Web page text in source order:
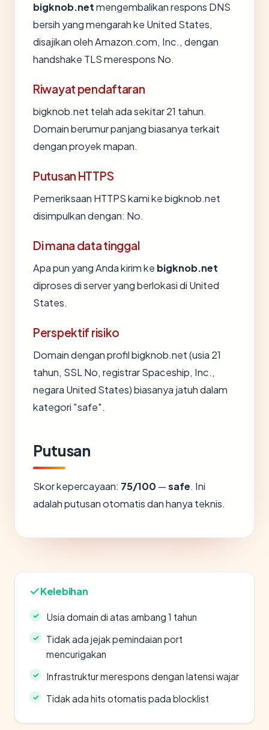
bigknob.netmengembalikan respons DNS
bersih yang mengarah ke United States,
disajikan oleh Amazon.com, Inc., dengan
handshake TLS merespons No.
Riwayat pendaftaran
bigknob.net telah ada sekitar 21 tahun.
Domain berumur panjang biasanya terkait
dengan proyek mapan.
Putusan HTTPS
Pemeriksaan HTTPS kami ke bigknob.net
disimpulkan dengan: No.
Di mana data tinggal
Apa pun yang Anda kirim ke bigknob.net
diproses di server yang berlokasi di United
States.
Perspektif risiko
Domain dengan profil bigknob.net (usia 21
tahun, SSL No, registrar Spaceship, Inc.,
negara United States) biasanya jatuh dalam
kategori "safe".
Putusan
Skor kepercayaan: 75/100 —safe. Ini
adalah putusan otomatis dan hanya teknis.
Kelebihan
Usia domain di atas ambang 1 tahun
Tidak ada jejak pemindaian port
mencurigakan
Infrastruktur merespons dengan latensi wajar
Tidak ada hits otomatis pada blocklist